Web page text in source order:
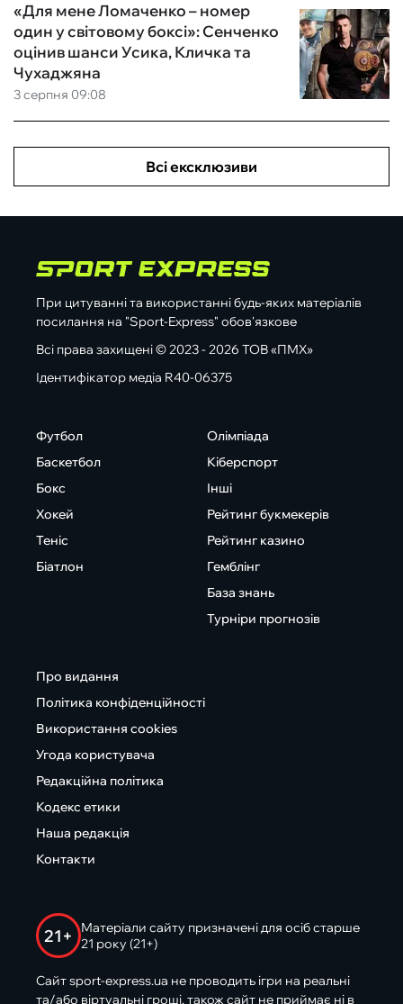
3 серпня 09:08
«Для мене Ломаченко – номер
один у світовому боксі»: Сенченко
оцінив шанси Усика, Кличка та
Чухаджяна
Всі ексклюзиви
При цитуванні та використанні будь-яких матеріалів
посилання на "Sport-Express" обов'язкове
Всі права захищені © 2023 - 2026 ТОВ «ПМХ»
Ідентифікатор медіа R40-06375
Футбол
Баскетбол
Бокс
Хокей
Теніс
Біатлон
Олімпіада
Кіберспорт
Інші
Рейтинг букмекерів
Рейтинг казино
Гемблінг
База знань
Турніри прогнозів
Про видання
Політика конфіденційності
Використання cookies
Угода користувача
Редакційна політика
Кодекс етики
Наша редакція
Контакти
21+
Матеріали сайту призначені для осіб старше
21 року (21+)
Сайт sport-express.ua не проводить ігри на реальні
та/або віртуальні гроші, також сайт не приймає ні в